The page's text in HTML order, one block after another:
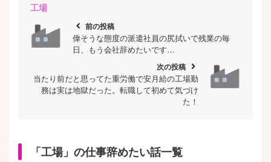
工場
chevron_left 前の投稿
偉そうな態度の派遣社員の尻拭いで残業の毎
日、もう会社辞めたいです…
次の投稿 chevron_right
当たり前だと思ってた重労働で安月給の工場勤
務は実は地獄だった。転職して初めて気づけ
た！
「工場」の仕事辞めたい話一覧